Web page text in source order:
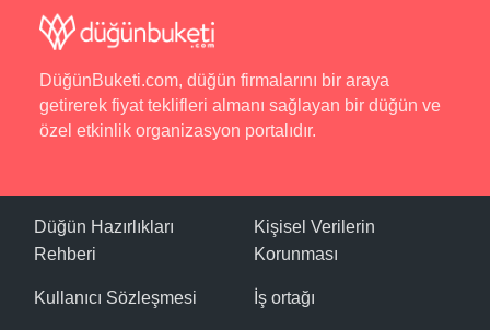
DüğünBuketi.com, düğün firmalarını bir araya
getirerek fiyat teklifleri almanı sağlayan bir düğün ve
özel etkinlik organizasyon portalıdır.
Düğün Hazırlıkları
Rehberi
Kullanıcı Sözleşmesi
Kişisel Verilerin
Korunması
İş ortağı